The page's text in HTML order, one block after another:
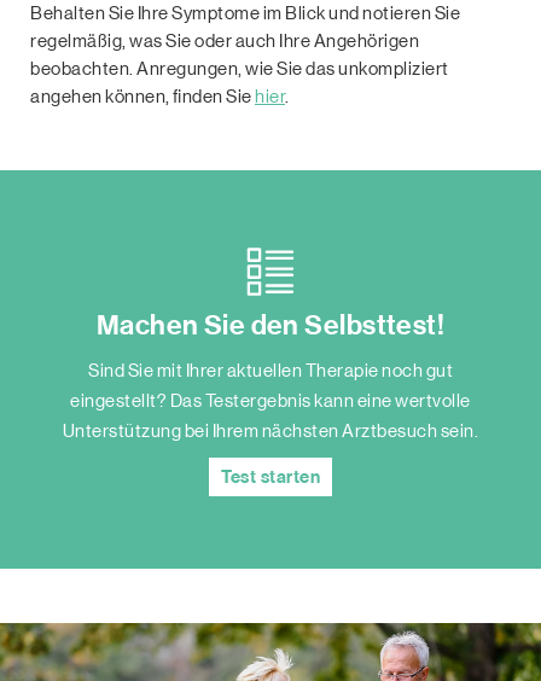
Behalten Sie Ihre Symptome im Blick und notieren Sie
regelmäßig, was Sie oder auch Ihre Angehörigen
beobachten. Anregungen, wie Sie das unkompliziert
angehen können, ﬁnden Siehier.
Machen Sie den Selbsttest!
Sind Sie mit Ihrer aktuellen Therapie noch gut
eingestellt? Das Testergebnis kann eine wertvolle
Unterstützung bei Ihrem nächsten Arztbesuch sein.
Test starten